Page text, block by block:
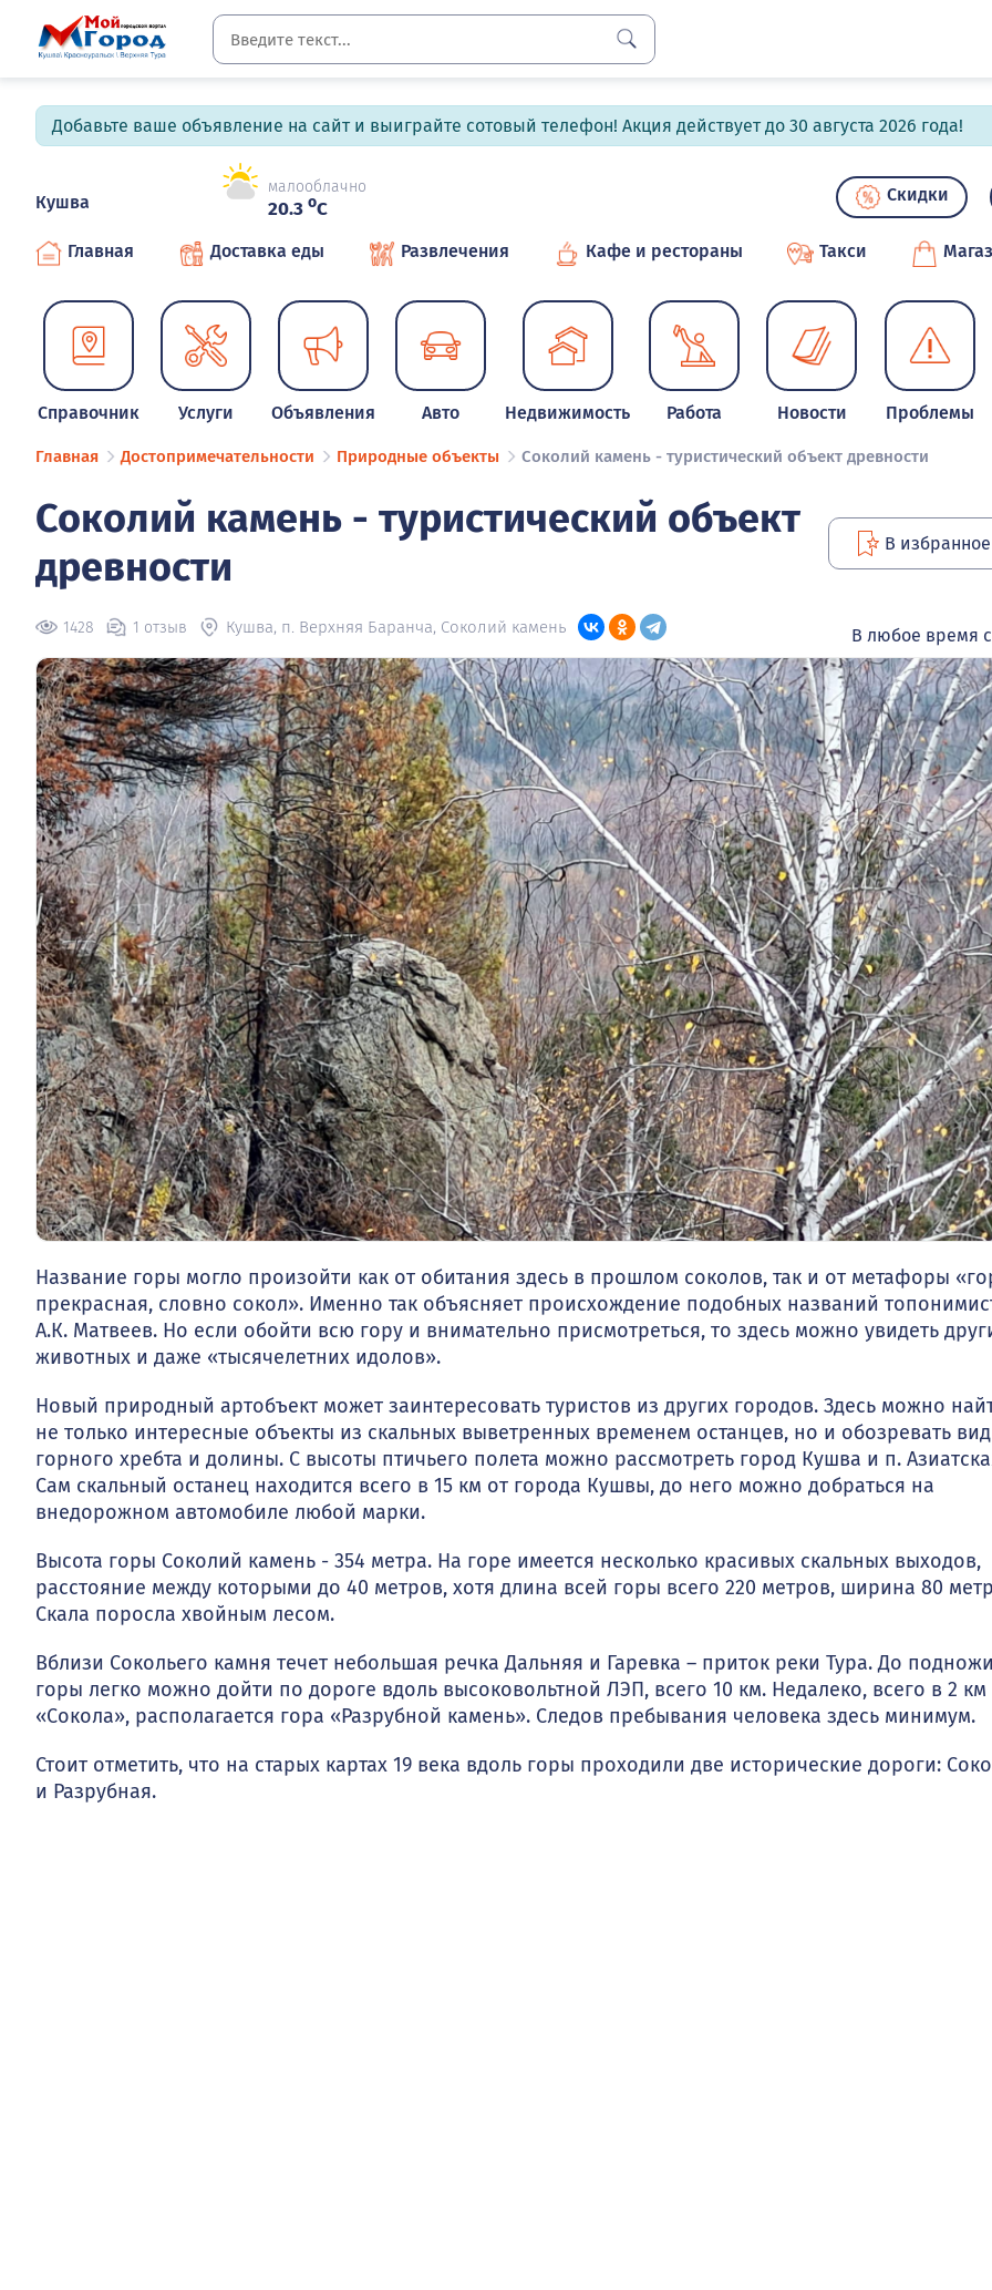
Добавьте ваше объявление на сайт и выиграйте сотовый телефон! Акция действует до 30 августа 2026 года!
Кушва
малооблачно
20.3 oC
Скидки
Главная Доставка еды Развлечения Кафе и рестораны Такси
Справочник Услуги Объявления Авто Недвижимость Работа Новости Проблемы
Главная Достопримечательности Природные объекты Соколий камень - туристический объект древности
Соколий камень - туристический объект
древности
В избранное
1428 1 отзыв Кушва, п. Верхняя Баранча, Соколий камень В любое время
Название горы могло произойти как от обитания здесь в прошлом соколов, так и от метафоры
прекрасная, словно сокол». Именно так объясняет происхождение подобных названий
А.К. Матвеев. Но если обойти всю гору и внимательно присмотреться, то здесь можно увидеть
животных и даже «тысячелетних идолов».
Новый природный артобъект может заинтересовать туристов из других городов. Здесь можно
не только интересные объекты из скальных выветренных временем останцев, но и обозревать
горного хребта и долины. С высоты птичьего полета можно рассмотреть город Кушва и п.
Сам скальный останец находится всего в 15 км от города Кушвы, до него можно добраться на
внедорожном автомобиле любой марки.
Высота горы Соколий камень - 354 метра. На горе имеется несколько красивых скальных выходов,
расстояние между которыми до 40 метров, хотя длина всей горы всего 220 метров, ширина 80
Скала поросла хвойным лесом.
Вблизи Сокольего камня течет небольшая речка Дальняя и Гаревка – приток реки Тура. До
горы легко можно дойти по дороге вдоль высоковольтной ЛЭП, всего 10 км. Недалеко, всего в 2 км
«Сокола», располагается гора «Разрубной камень». Следов пребывания человека здесь минимум.
Стоит отметить, что на старых картах 19 века вдоль горы проходили две исторические дороги:
и Разрубная.